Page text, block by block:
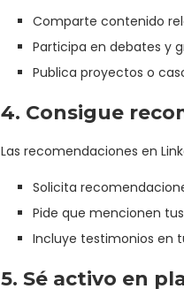
Comparte contenido
Participa en debates y
Publica proyectos o
4. Consigue
Las recomendaciones en
Solicita
Pide que mencionen
Incluye testimonios en
5. Sé activo en